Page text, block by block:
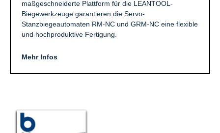
maßgeschneiderte Plattform für die LEANTOOL-
Biegewerkzeuge garantieren die Servo-
Stanzbiegeautomaten RM-NC und GRM-NC eine flexible
und hochproduktive Fertigung.
Mehr Infos